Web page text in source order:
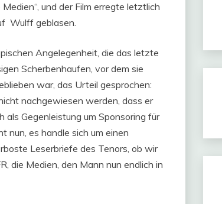
und der Film erregte letztlich
Wulff geblasen.
Angelegenheit, die das letzte
Scherbenhaufen, vor dem sie
war, das Urteil gesprochen:
nachgewiesen werden, dass er
als Gegenleistung um Sponsoring für
nun, es handle sich um einen
Leserbriefe des Tenors, ob wir
die Medien, den Mann nun endlich in